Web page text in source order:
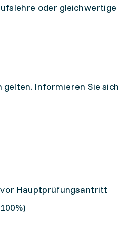
oder gleichwertige
gelten. Informieren Sie
Hauptprüfungsantritt